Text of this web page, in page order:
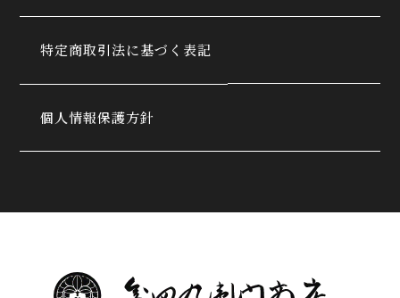
特定商取引法に基づく表記
個人情報保護方針